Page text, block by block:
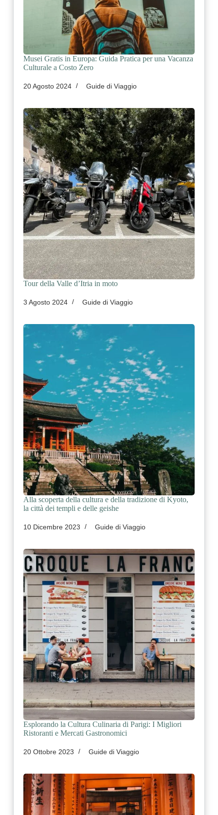
Musei Gratis in Europa: Guida Pratica per una Vacanza
Culturale a Costo Zero
20 Agosto 2024 Guide di Viaggio
Tour della Valle d’Itria in moto
3 Agosto 2024 Guide di Viaggio
Alla scoperta della cultura e della tradizione di Kyoto,
la città dei templi e delle geishe
10 Dicembre 2023 Guide di Viaggio
Esplorando la Cultura Culinaria di Parigi: I Migliori
Ristoranti e Mercati Gastronomici
20 Ottobre 2023 Guide di Viaggio